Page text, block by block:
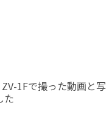
ZV-1Fで撮った動画と写
た